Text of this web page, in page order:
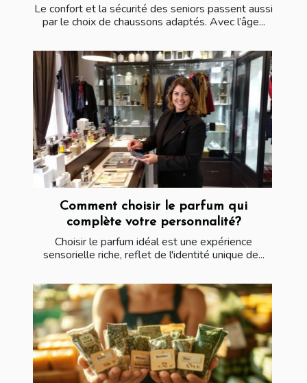
Le confort et la sécurité des seniors passent aussi
par le choix de chaussons adaptés. Avec l’âge...
Comment choisir le parfum qui
complète votre personnalité?
Choisir le parfum idéal est une expérience
sensorielle riche, reflet de l'identité unique de...